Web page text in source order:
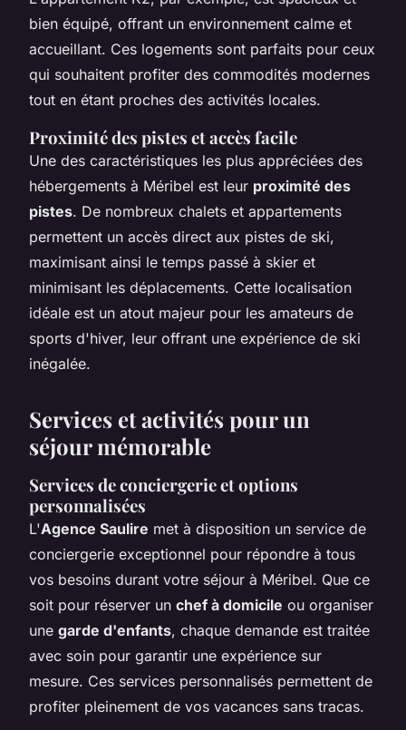
bien équipé, offrant un environnement calme et
accueillant. Ces logements sont parfaits pour ceux
qui souhaitent profiter des commodités modernes
tout en étant proches des activités locales.
Proximité des pistes et accès facile
Une des caractéristiques les plus appréciées des
hébergements à Méribel est leur proximité des
pistes. De nombreux chalets et appartements
permettent un accès direct aux pistes de ski,
maximisant ainsi le temps passé à skier et
minimisant les déplacements. Cette localisation
idéale est un atout majeur pour les amateurs de
sports d'hiver, leur offrant une expérience de ski
inégalée.
Services et activités pour un
séjour mémorable
Services de conciergerie et options
personnalisées
L'Agence Saulire met à disposition un service de
conciergerie exceptionnel pour répondre à tous
vos besoins durant votre séjour à Méribel. Que ce
soit pour réserver un chef à domicile ou organiser
une garde d'enfants, chaque demande est traitée
avec soin pour garantir une expérience sur
mesure. Ces services personnalisés permettent de
profiter pleinement de vos vacances sans tracas.